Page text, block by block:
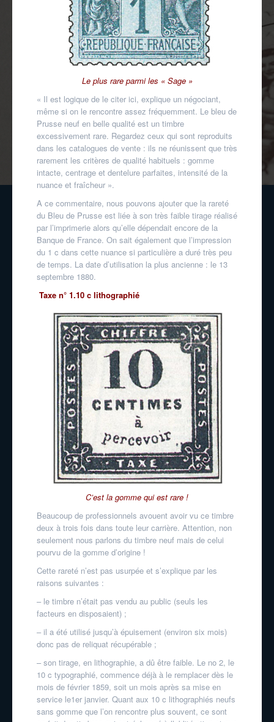
Le plus rare parmi les « Sage »
« Il est logique de le citer ici, explique un négociant,
même si on le rencontre assez fréquemment. Le bleu de
Prusse neuf en belle qualité est un timbre
excessivement rare. Regardez ceux qui sont reproduits
dans les catalogues de vente : ils ne réunissent que très
rarement les critères de qualité habituels : gomme
intacte, centrage et dentelure parfaites, intensité de la
nuance et fraîcheur ».
A ce commentaire, nous pouvons ajouter que la rareté
du Bleu de Prusse est liée à son très faible tirage réalisé
par l’imprimerie alors qu’elle dépendait encore de la
Banque de France. On sait également que l’impression
du 1 c dans cette nuance si particulière a duré très peu
de temps. La date d’utilisation la plus ancienne : le 13
septembre 1880.
Taxe n° 1.10 c lithographié
C’est la gomme qui est rare !
Beaucoup de professionnels avouent avoir vu ce timbre
deux à trois fois dans toute leur carrière. Attention, non
seulement nous parlons du timbre neuf mais de celui
pourvu de la gomme d’origine !
Cette rareté n’est pas usurpée et s’explique par les
raisons suivantes :
– le timbre n’était pas vendu au public (seuls les
facteurs en disposaient) ;
– il a été utilisé jusqu’à épuisement (environ six mois)
donc pas de reliquat récupérable ;
– son tirage, en lithographie, a dû être faible. Le no 2, le
10 c typographié, commence déjà à le remplacer dès le
mois de février 1859, soit un mois après sa mise en
service le1er janvier. Quant aux 10 c lithographiés neufs
sans gomme que l’on rencontre plus souvent, ce sont